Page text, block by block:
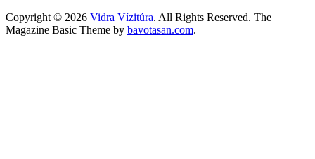
Copyright © 2026 Vidra Vízitúra. All Rights Reserved. The
Magazine Basic Theme by bavotasan.com.